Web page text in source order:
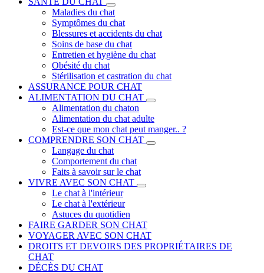
Maladies du chat
Symptômes du chat
Blessures et accidents du chat
Soins de base du chat
Entretien et hygiène du chat
Obésité du chat
Stérilisation et castration du chat
ASSURANCE POUR CHAT
ALIMENTATION DU CHAT
Alimentation du chaton
Alimentation du chat adulte
Est-ce que mon chat peut manger.. ?
COMPRENDRE SON CHAT
Langage du chat
Comportement du chat
Faits à savoir sur le chat
VIVRE AVEC SON CHAT
Le chat à l'intérieur
Le chat à l'extérieur
Astuces du quotidien
FAIRE GARDER SON CHAT
VOYAGER AVEC SON CHAT
DROITS ET DEVOIRS DES PROPRIÉTAIRES DE
CHAT
DÉCÈS DU CHAT